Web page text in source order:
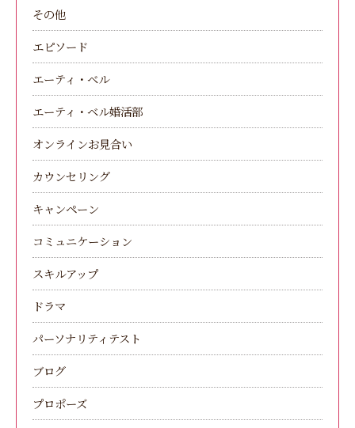
その他
エピソード
エーティ・ベル
エーティ・ベル婚活部
オンラインお見合い
カウンセリング
キャンペーン
コミュニケーション
スキルアップ
ドラマ
パーソナリティテスト
ブログ
プロポーズ